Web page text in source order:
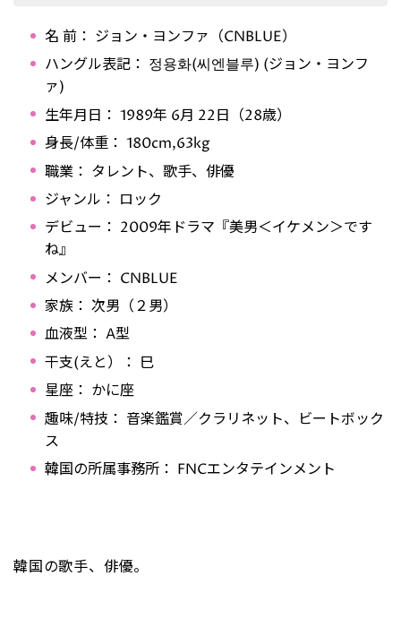
名 前： ジョン・ヨンファ（CNBLUE）
ハングル表記： 정용화(씨엔블루) (ジョン・ヨンフ
ァ)
生年月日： 1989年 6月 22日（28歳）
身長/体重： 180cm,63kg
職業： タレント、歌手、俳優
ジャンル： ロック
デビュー： 2009年ドラマ『美男＜イケメン＞です
ね』
メンバー： CNBLUE
家族： 次男（２男）
血液型： A型
干支(えと）： 巳
星座： かに座
趣味/特技： 音楽鑑賞／クラリネット、ビートボック
ス
韓国の所属事務所： FNCエンタテインメント
韓国の歌手、俳優。